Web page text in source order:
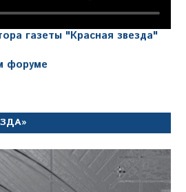
газеты "Красная звезда"
форуме